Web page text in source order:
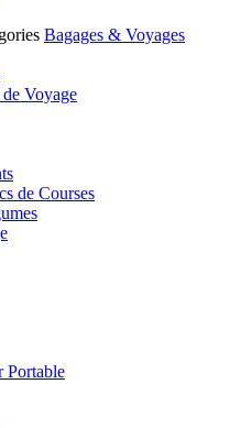
Bagages & Voyages
Voyage
de Courses
Portable